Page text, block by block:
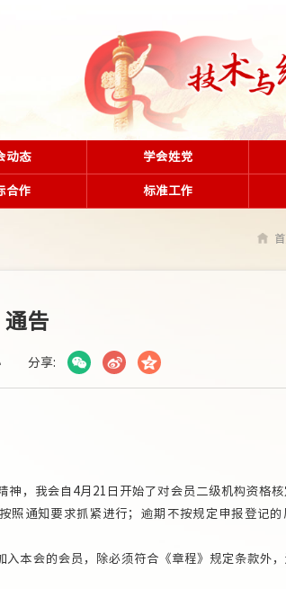
动态 学会姓党
合作 标准工作
通告
分享:
我会自4月21日开始了对会员二级机构资格核
照通知要求抓紧进行；逾期不按规定申报登记的
会的会员，除必须符合《章程》规定条款外，